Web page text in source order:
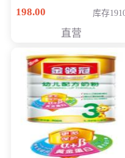
198.00
库存
直营